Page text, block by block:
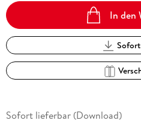
In den
Sofort lieferbar (Download)